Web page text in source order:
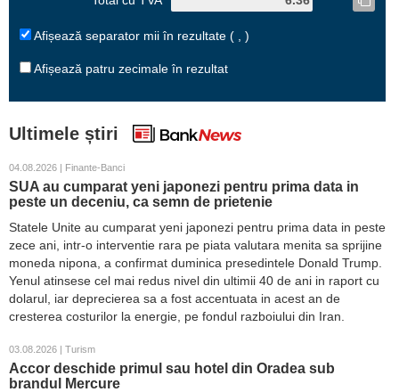
Afișează separator mii în rezultate ( , )
Afișează patru zecimale în rezultat
Ultimele știri
04.08.2026 | Finante-Banci
SUA au cumparat yeni japonezi pentru prima data in
peste un deceniu, ca semn de prietenie
Statele Unite au cumparat yeni japonezi pentru prima data in peste
zece ani, intr-o interventie rara pe piata valutara menita sa sprijine
moneda nipona, a confirmat duminica presedintele Donald Trump.
Yenul atinsese cel mai redus nivel din ultimii 40 de ani in raport cu
dolarul, iar deprecierea sa a fost accentuata in acest an de
cresterea costurilor la energie, pe fondul razboiului din Iran.
03.08.2026 | Turism
Accor deschide primul sau hotel din Oradea sub
brandul Mercure